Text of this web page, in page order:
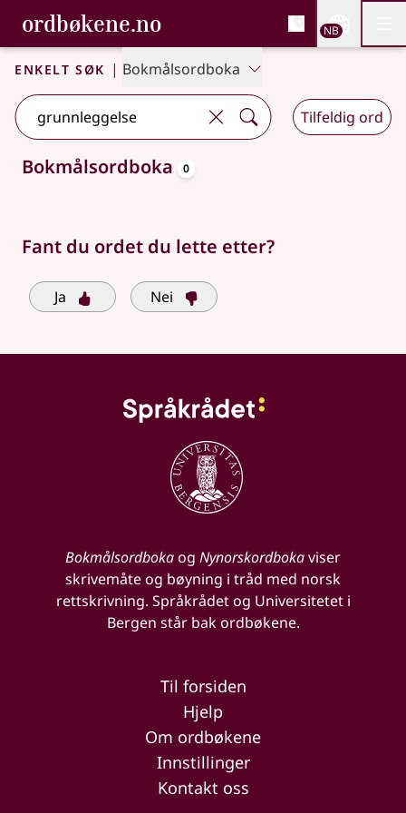
Gå til hovedinnhold
Tilgjengelighet
ordbøkene.no, Bokmålsordboka og
Bokmålsordboka og Nynorskordboka
NB
Enkelt søk | Bokmålsordboka
Tilfeldig ord
Søkeforslag tilgjengelige
Bokmålsordboka 0
Fant du ordet du lette etter?
Ja Nei
Bokmålsordbokaog Nynorskordbokaviser
skrivemåte og bøyning i tråd med norsk
rettskrivning. Språkrådet og Universitetet i
Bergen står bak ordbøkene.
Til forsiden
Hjelp
Om ordbøkene
Innstillinger
Kontakt oss